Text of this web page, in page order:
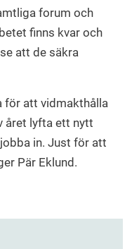
forum och
finns kvar och
att de säkra
för att vidmakthålla
året lyfta ett nytt
in. Just för att
Pär Eklund.